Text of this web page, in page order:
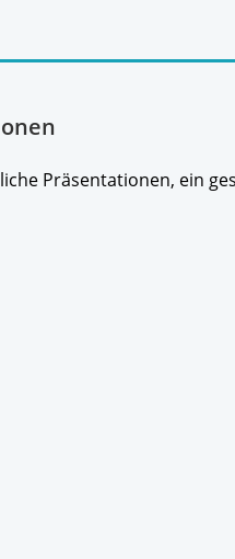
Präsentationen, ein